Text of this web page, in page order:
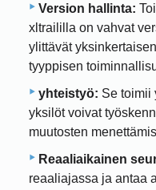
Version hallinta:
xltraililla on vahvat
ylittävät
tyyppisen
yhteistyö: Se toimii
yksilöt voivat
muutosten
Reaaliaikainen
reaaliajassa ja antaa